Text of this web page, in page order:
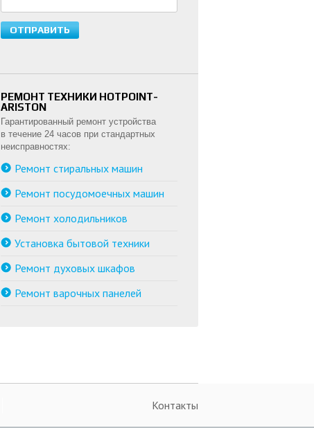
РЕМОНТ ТЕХНИКИ HOTPOINT-
ARISTON
Гарантированный ремонт устройства
в течение 24 часов при стандартных
неисправностях:
Ремонт стиральных машин
Ремонт посудомоечных машин
Ремонт холодильников
Установка бытовой техники
Ремонт духовых шкафов
Ремонт варочных панелей
Контакты